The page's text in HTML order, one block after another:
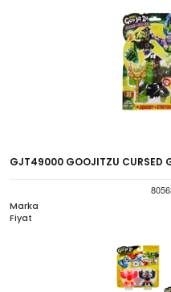
GJT49000 GOOJITZU CURSED
Marka
Fiyat